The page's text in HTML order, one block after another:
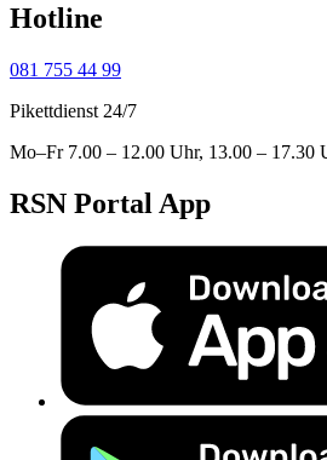
Hotline
081 755 44 99
Pikettdienst 24/7
Mo–Fr 7.00 – 12.00 Uhr, 13.00 – 17.30
RSN Portal App